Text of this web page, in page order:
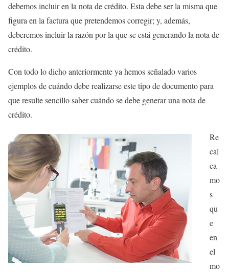
debemos incluir en la nota de crédito. Esta debe ser la misma que
figura en la factura que pretendemos corregir; y, además,
deberemos incluir la razón por la que se está generando la nota de
crédito.
Con todo lo dicho anteriormente ya hemos señalado varios
ejemplos de cuándo debe realizarse este tipo de documento para
que resulte sencillo saber cuándo se debe generar una nota de
crédito.
Re
cal
ca
mo
s
qu
e
en
el
mo